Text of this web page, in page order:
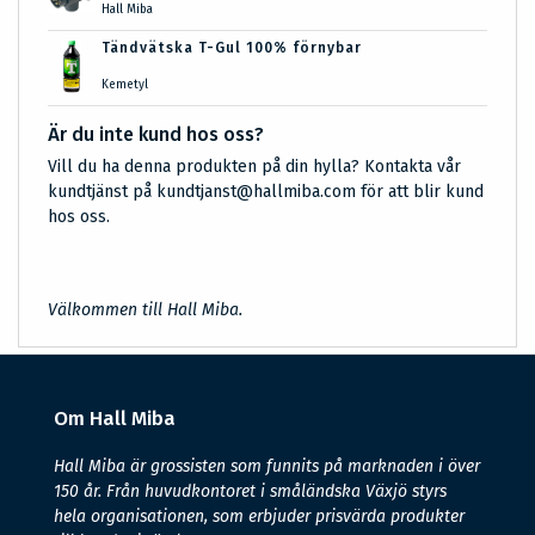
Hall Miba
Tändvätska T-Gul 100% förnybar
Kemetyl
Är du inte kund hos oss?
Vill du ha denna produkten på din hylla? Kontakta vår
kundtjänst på kundtjanst@hallmiba.com för att blir kund
hos oss.
Välkommen till Hall Miba.
Om Hall Miba
Hall Miba är grossisten som funnits på marknaden i över
150 år. Från huvudkontoret i småländska Växjö styrs
hela organisationen, som erbjuder prisvärda produkter